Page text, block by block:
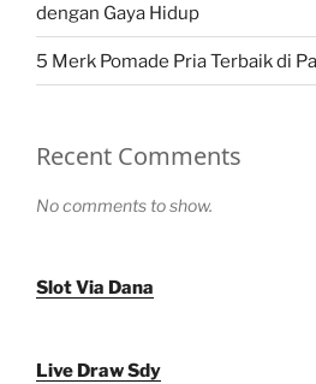
dengan Gaya Hidup
5 Merk Pomade Pria Terbaik di
Recent Comments
No comments to show.
Slot Via Dana
Live Draw Sdy